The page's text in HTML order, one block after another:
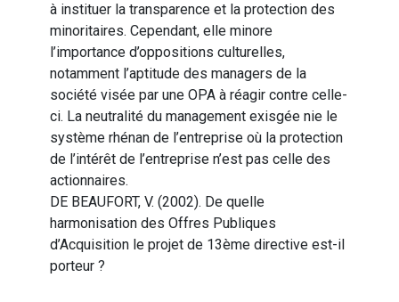
à instituer la transparence et la protection des
minoritaires. Cependant, elle minore
l’importance d’oppositions culturelles,
notamment l’aptitude des managers de la
société visée par une OPA à réagir contre celle-
ci. La neutralité du management exisgée nie le
système rhénan de l’entreprise où la protection
de l’intérêt de l’entreprise n’est pas celle des
actionnaires.
DE BEAUFORT, V. (2002). De quelle
harmonisation des Offres Publiques
d’Acquisition le projet de 13ème directive est-il
porteur ?